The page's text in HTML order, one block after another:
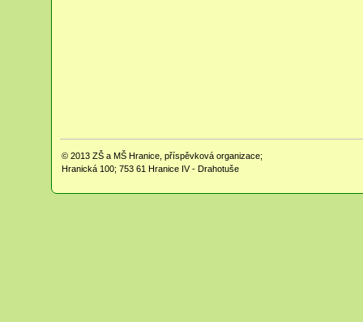
© 2013 ZŠ a MŠ Hranice, příspěvková organizace;
Hranická 100; 753 61 Hranice IV - Drahotuše